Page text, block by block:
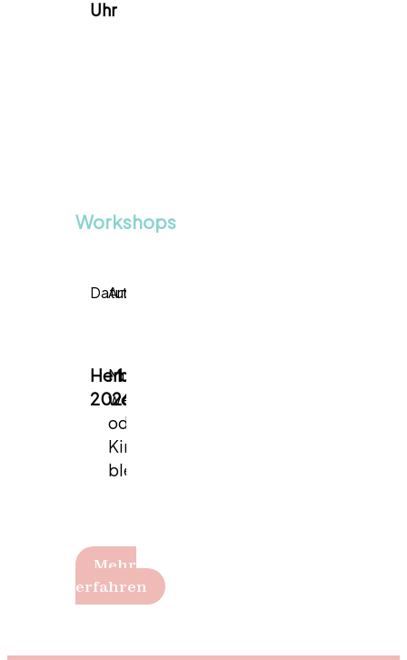
Uhr
Workshops
Datum
Art
Herbst
2026
Mutter
werden
oder
Kinderlosfrei
bleiben?
Mehr
erfahren